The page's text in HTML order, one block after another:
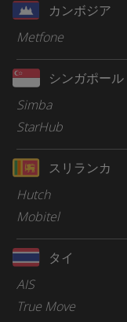
カンボジア
Metfone
シンガポール
Simba
StarHub
スリランカ
Hutch
Mobitel
タイ
AIS
True Move